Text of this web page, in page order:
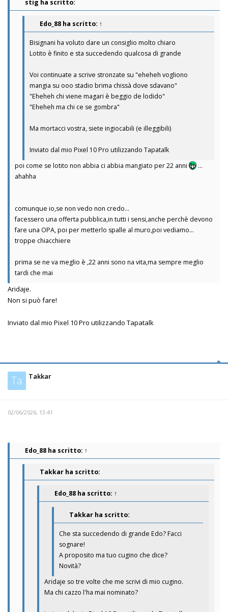
stig ha scritto:
Edo_88 ha scritto: ↑
Bisignani ha voluto dare un consiglio molto chiaro
Lotito è finito e sta succedendo qualcosa di grande
Voi continuate a scrive stronzate su "eheheh vogliono
mangia su ooo stadio brima chissà dove sdavano"
"Eheheh chi viene magari è beggio de lodido"
"Eheheh ma chi ce se gombra"
Ma mortacci vostra, siete ingiocabili (e illeggibili)
Inviato dal mio Pixel 10 Pro utilizzando Tapatalk
poi come se lotito non abbia ci abbia mangiato per 22 anni
...
ahahha
comunque io,se non vedo non credo...
facessero una offerta pubblica,in tutti i sensi,anche perchè devono
fare una OPA, poi per metterlo spalle al muro,poi vediamo...
troppe chiacchiere
prima se ne va meglio è ,22 anni sono na vita,ma sempre meglio
tardi che mai
Aridaje.
Non si può fare!
Inviato dal mio Pixel 10 Pro utilizzando Tapatalk
Ta Takkar
02/06/2026, 13:41
Edo_88 ha scritto: ↑
Takkar ha scritto:
Edo_88 ha scritto: ↑
Takkar ha scritto:
Che sta succedendo di grande Edo? Facci
sognare!
A proposito ma tuo cugino che dice?
Novità?
Aridaje so tre volte che me scrivi di mio cugino.
Ma chi cazzo l'ha mai nominato?